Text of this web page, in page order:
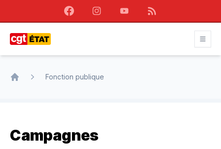
FacebookInstagramYoutubeRSS
Fonction publique
Campagnes